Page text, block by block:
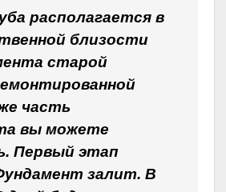
располагается в
близости
старой
часть
вы можете
Первый этап
залит. В